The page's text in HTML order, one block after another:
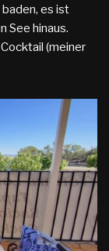
es ist
See hinaus.
(meiner